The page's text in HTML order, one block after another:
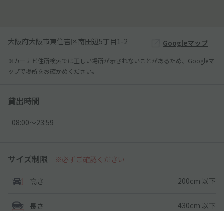
大阪府大阪市東住吉区南田辺5丁目1-2 Googleマップ
※カーナビ住所検索では正しい場所が示されないことがあるため、Googleマ
ップで場所をお確かめください。
貸出時間
08:00〜23:59
サイズ制限 ※必ずご確認ください
高さ 200cm 以下
長さ 430cm 以下